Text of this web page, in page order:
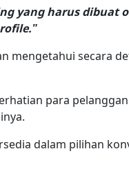
yang harus dibuat
mengetahui secara
para
dalam pilihan